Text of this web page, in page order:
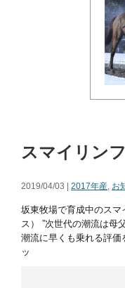
スマイリン
2019/04/03 | 2017年産 お
坂東牧場で育成中のス
ス） ”次世代の潮流は母
潮流に早くも乗れる評価
ッ